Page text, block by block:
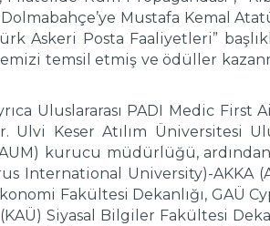
Dolmabahçe’ye Mustafa Kemal
Askeri Posta Faaliyetleri”
temsil etmiş ve ödüller
Uluslararası PADI Medic
Ulvi Keser Atılım Üniversitesi
kurucu müdürlüğü, ardından
International University)-AKKA
Fakültesi Dekanlığı, GAÜ
Siyasal Bilgiler Fakültesi